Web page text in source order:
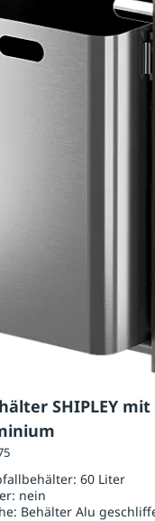
SHIPLEY
60 Liter
nein
Behälter Alu